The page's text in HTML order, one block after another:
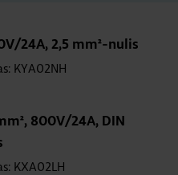
24A, 2,5 mm²-nulis
KYA02NH
800V/24A, DIN
KXA02LH